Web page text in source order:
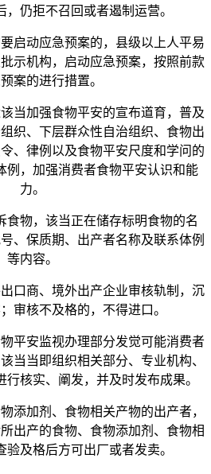
仍拒不召回或者遏制运营。
动应急预案的，县级以上人平易
示机构，启动应急预案，按照前款
案的进行措置。
加强食物平安的宣布道育，普及
织、下层群众性自治组织、食物出
、律例以及食物平安尺度和学问的
例，加强消费者食物平安认识和能
力。
物，该当正在储存标明食物的名
、保质期、出产者名称及联系体例
等内容。
商、境外出产企业审核轨制，沉
审核不及格的，不得进口。
安监视办理部分发觉可能消费者
当当即组织相关部分、专业机构、
核实、阐发，并及时发布成果。
加剂、食物相关产物的出产者，
出产的食物、食物添加剂、食物相
验及格后方可出厂或者发卖。